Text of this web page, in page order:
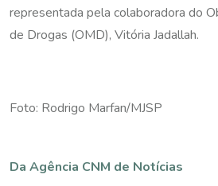
representada pela colaboradora do
de Drogas (OMD), Vitória Jadallah.
Foto: Rodrigo Marfan/MJSP
Da Agência CNM de Notícias